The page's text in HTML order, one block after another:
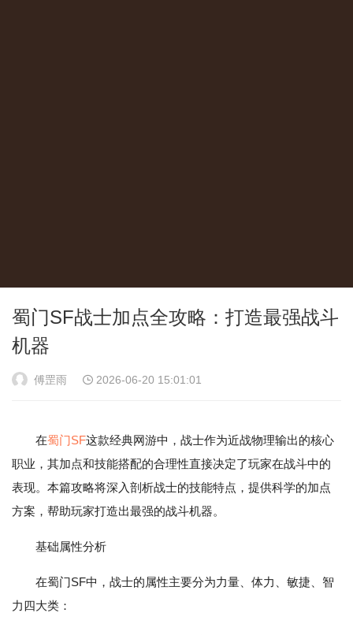
蜀门SF战士加点全攻略：打造最强战斗
机器
傅罡雨 2026-06-20 15:01:01
在蜀门SF这款经典网游中，战士作为近战物理输出的核心
职业，其加点和技能搭配的合理性直接决定了玩家在战斗中的
表现。本篇攻略将深入剖析战士的技能特点，提供科学的加点
方案，帮助玩家打造出最强的战斗机器。
基础属性分析
在蜀门SF中，战士的属性主要分为力量、体力、敏捷、智
力四大类：